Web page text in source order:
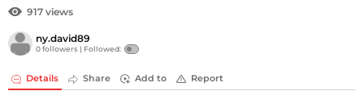
917 views
ny.david89
0 followers | Followed:
Details Share Add to Report